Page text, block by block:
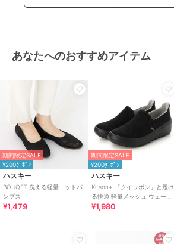
あなたへのおすすめアイテム
期間限定SALE
¥200ｸｰﾎﾟﾝ
ハスキー
BOUQET 洗える軽量ニットパ
ンプス
¥1,479
期間限定SALE
¥200ｸｰﾎﾟﾝ
ハスキー
Kitson+ 「クイッポン」と履け
る快適 軽量メッシュ ウェーブ
ソール スリッポン スニーカー
¥1,980